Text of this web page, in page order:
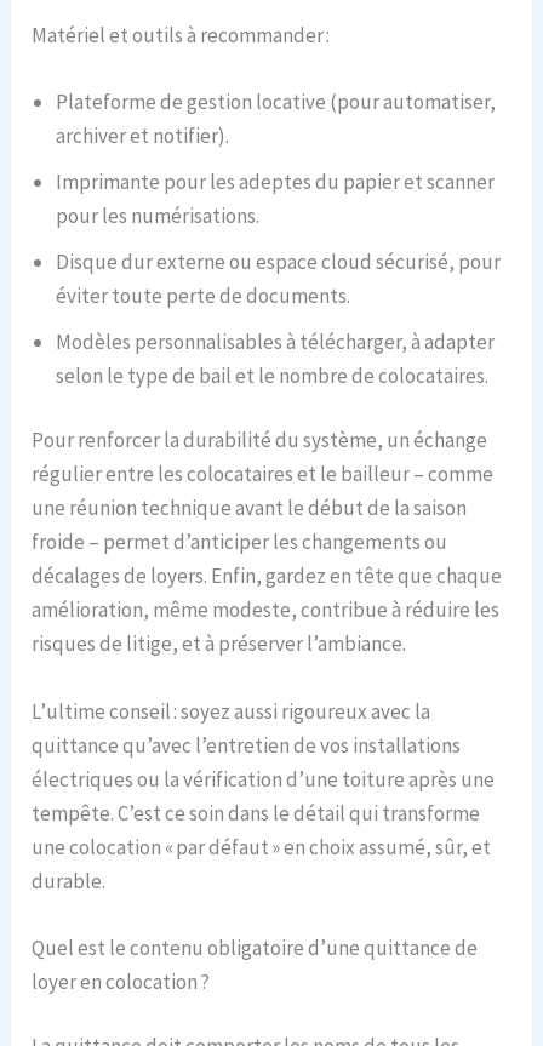
Matériel et outils à recommander :
Plateforme de gestion locative (pour automatiser,
archiver et notifier).
Imprimante pour les adeptes du papier et scanner
pour les numérisations.
Disque dur externe ou espace cloud sécurisé, pour
éviter toute perte de documents.
Modèles personnalisables à télécharger, à adapter
selon le type de bail et le nombre de colocataires.
Pour renforcer la durabilité du système, un échange
régulier entre les colocataires et le bailleur – comme
une réunion technique avant le début de la saison
froide – permet d’anticiper les changements ou
décalages de loyers. Enfin, gardez en tête que chaque
amélioration, même modeste, contribue à réduire les
risques de litige, et à préserver l’ambiance.
L’ultime conseil : soyez aussi rigoureux avec la
quittance qu’avec l’entretien de vos installations
électriques ou la vérification d’une toiture après une
tempête. C’est ce soin dans le détail qui transforme
une colocation « par défaut » en choix assumé, sûr, et
durable.
Quel est le contenu obligatoire d’une quittance de
loyer en colocation ?